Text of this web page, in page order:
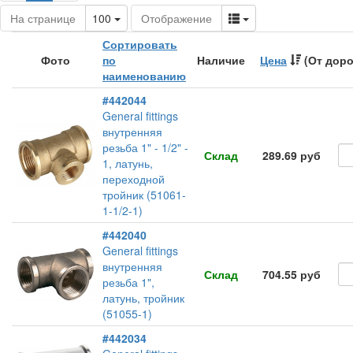
На странице 100 Toggle Dropdown
Отображение Toggle Dropdown
Фото
Сортировать
по
наименованию
Наличие Цена (От
#442044
General fittings
внутренняя
резьба 1" - 1/2" -
1, латунь,
переходной
тройник (51061-
1-1/2-1)
Склад 289.69 руб
#442040
General fittings
внутренняя
резьба 1",
латунь, тройник
(51055-1)
Склад 704.55 руб
#442034